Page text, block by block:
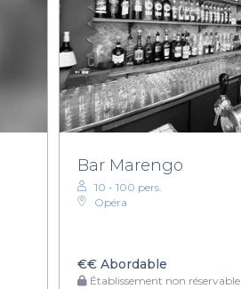
Bar Marengo
10 - 100 pers.
Opéra
€€Abordable
Établissement non réservable